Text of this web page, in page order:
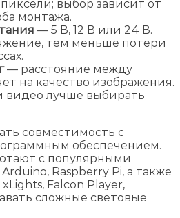
выбор зависит от
монтажа.
— 5 В, 12 В или 24 В.
тем меньше потери
— расстояние между
на качество изображения.
видео лучше выбирать
совместимость с
обеспечением.
с популярными
Raspberry Pi, а также
Falcon Player,
сложные световые